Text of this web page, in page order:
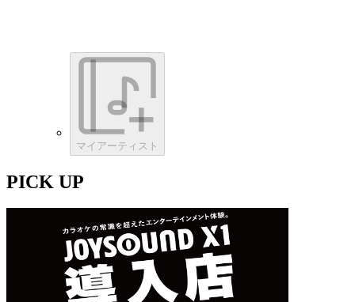
マイアーティスト
PICK UP